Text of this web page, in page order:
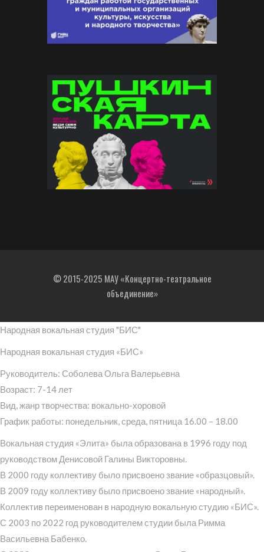
© 2015-2025 МАУ «Концертно-театральное
объединение»
Народная вокальная студия "БИС"
Народная вокальная студия «БИС»
Руководитель: Соболева Ольга Валерьевна
Возраст: 7-14 лет
Вид, жанр творчества: вокально-хоровой
График работы: понедельник, среда, пятница 16.00 – 18.00
Вокальная студия «Элита» была образована в 1996 году под
руководством Денисовой Галины Викторовны.
В 2000 году коллективу было присвоено звание «образцовый».
В 2009 году коллективу было присвоено звание «народный».
Коллектив переименован в народную вокальную студию «БИС».
С 2003 по 2022 год руководителем студии была Римма
Васильевна Бабенко.